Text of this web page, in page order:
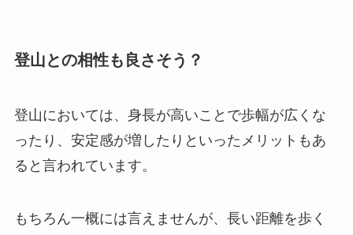
登山との相性も良さそう？
登山においては、身長が高いことで歩幅が広くな
ったり、安定感が増したりといったメリットもあ
ると言われています。
もちろん一概には言えませんが、長い距離を歩く